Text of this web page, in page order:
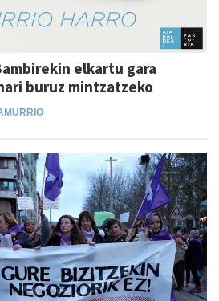
elkartu gara
buruz mintzatzeko